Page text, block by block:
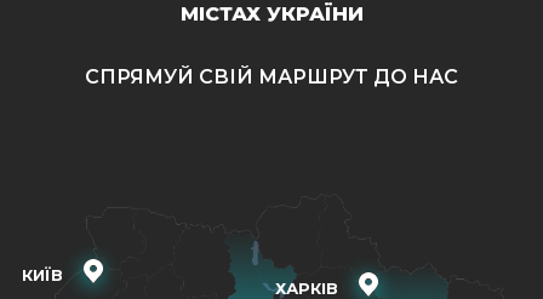
МІСТАХ УКРАЇНИ
СПРЯМУЙ СВІЙ МАРШРУТ ДО НАС
КИЇВ
ХАРКІВ